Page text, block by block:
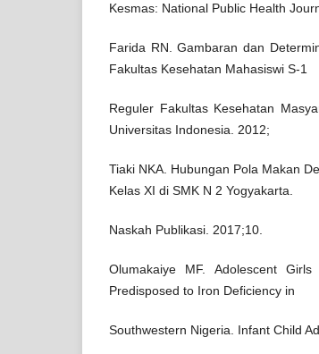
Kesmas: National Public Health
Farida RN. Gambaran dan
Fakultas Kesehatan Mahasiswi S-1
Reguler Fakultas Kesehatan
Universitas Indonesia. 2012;
Tiaki NKA. Hubungan Pola Makan
Kelas XI di SMK N 2 Yogyakarta.
Naskah Publikasi. 2017;10.
Olumakaiye MF. Adolescent
Predisposed to Iron Deficiency in
Southwestern Nigeria. Infant Child